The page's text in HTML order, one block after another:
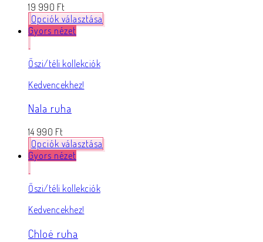
19 990 Ft
Opciók választása
Gyors nézet
Őszi/téli kollekciók
Kedvencekhez!
Nala ruha
14 990 Ft
Opciók választása
Gyors nézet
Őszi/téli kollekciók
Kedvencekhez!
Chloé ruha